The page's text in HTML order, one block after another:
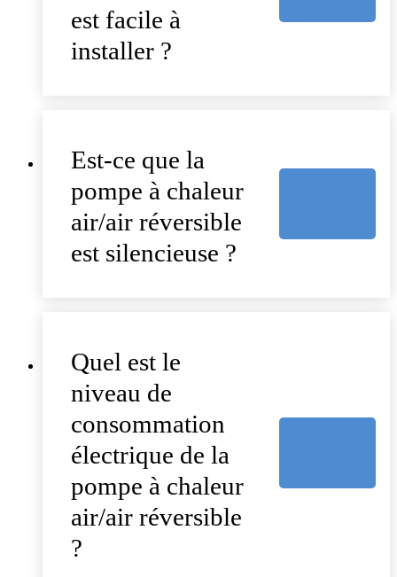
est facile à
installer ?
Est-ce que la
pompe à chaleur
air/air réversible
est silencieuse ?
Quel est le
niveau de
consommation
électrique de la
pompe à chaleur
air/air réversible
?